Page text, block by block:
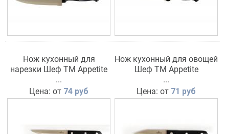
Нож кухонный для
нарезки Шеф TM Appetite
...
Цена: от 74 руб
Нож кухонный для овощей
Шеф TM Appetite
...
Цена: от 71 руб